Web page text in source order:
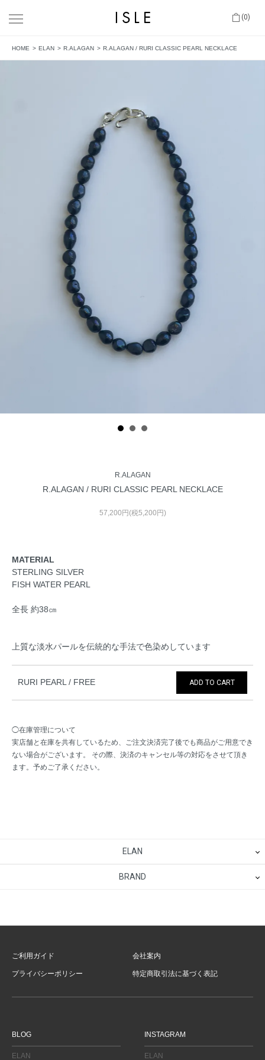
(0)
HOME ELAN R.ALAGAN R.ALAGAN / RURI CLASSIC PEARL NECKLACE
R.ALAGAN
R.ALAGAN / RURI CLASSIC PEARL NECKLACE
57,200円(税5,200円)
MATERIAL
STERLING SILVER
FISH WATER PEARL
全長 約38㎝
上質な淡水パールを伝統的な手法で色染めしています
RURI PEARL / FREE ADD TO CART
◯在庫管理について
実店舗と在庫を共有しているため、ご注文決済完了後でも商品がご用意でき
ない場合がございます。 その際、決済のキャンセル等の対応をさせて頂き
ます。予めご了承ください。
ELAN
BRAND
ご利用ガイド 会社案内
プライバシーポリシー 特定商取引法に基づく表記
BLOG
ELAN
INSTAGRAM
ELAN